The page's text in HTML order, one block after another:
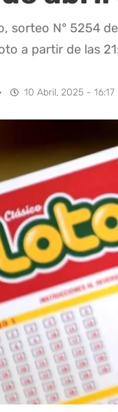
sorteo N° 5254
a partir de las
· 10 Abril, 2025 - 16:17